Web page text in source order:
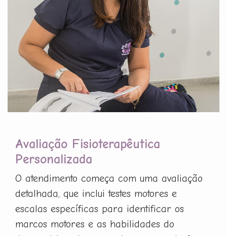
Avaliação Fisioterapêutica
Personalizada
O atendimento começa com uma avaliação
detalhada, que inclui testes motores e
escalas específicas para identificar os
marcos motores e as habilidades do